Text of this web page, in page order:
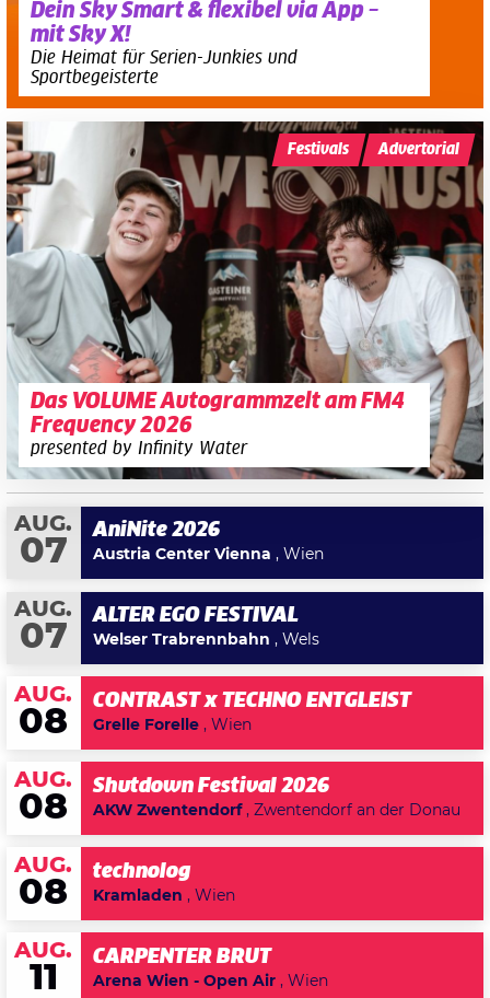
Dein Sky Smart & flexibel via App –
mit Sky X!
Die Heimat für Serien-Junkies und
Sportbegeisterte
Das VOLUME Autogrammzelt am FM4
Frequency 2026
presented by Infinity Water
Festivals Advertorial
AUG.
07
AniNite 2026
Austria Center Vienna , Wien
AUG.
07
ALTER EGO FESTIVAL
Welser Trabrennbahn , Wels
AUG.
08
CONTRAST x TECHNO ENTGLEIST
Grelle Forelle , Wien
AUG.
08
Shutdown Festival 2026
AKW Zwentendorf, Zwentendorf an der Donau
AUG.
08
technolog
Kramladen , Wien
AUG.
11
CARPENTER BRUT
Arena Wien - Open Air , Wien